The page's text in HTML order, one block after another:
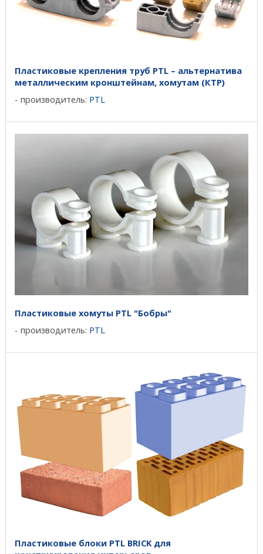
Пластиковые крепления труб PTL – альтернатива
металлическим кронштейнам, хомутам (КТР)
производитель: PTL
Пластиковые хомуты PTL "Бобры"
производитель: PTL
Пластиковые блоки PTL BRICK для